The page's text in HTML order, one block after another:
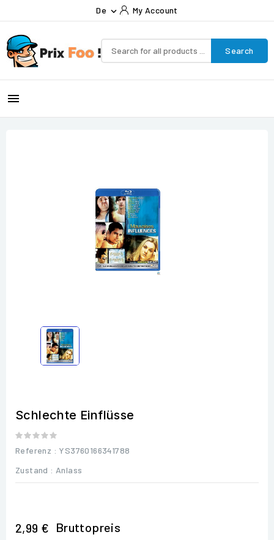
De  My Account
Search

Schlechte Einflüsse
Referenz : YS3760166341788
Zustand : Anlass
2,99 € Bruttopreis